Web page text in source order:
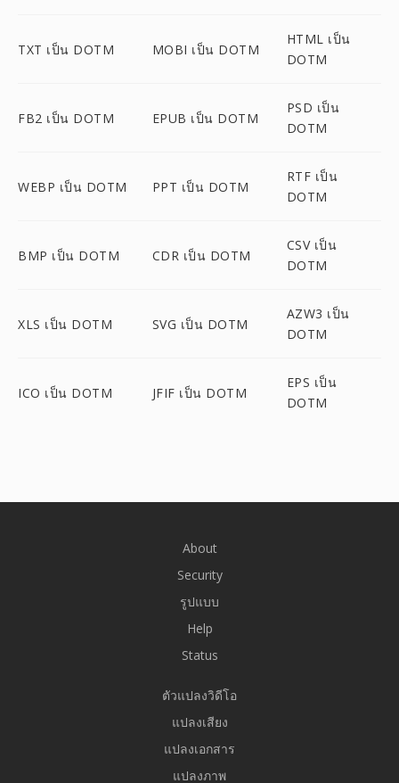
TXT เป็น DOTM MOBI เป็น DOTM
HTML เป็น
DOTM
FB2 เป็น DOTM EPUB เป็น DOTM
PSD เป็น
DOTM
WEBP เป็น DOTM PPT เป็น DOTM
RTF เป็น
DOTM
BMP เป็น DOTM CDR เป็น DOTM
CSV เป็น
DOTM
XLS เป็น DOTM SVG เป็น DOTM
AZW3 เป็น
DOTM
ICO เป็น DOTM JFIF เป็น DOTM
EPS เป็น
DOTM
About
Security
รูปแบบ
Help
Status
ตัวแปลงวิดีโอ
แปลงเสียง
แปลงเอกสาร
แปลงภาพ